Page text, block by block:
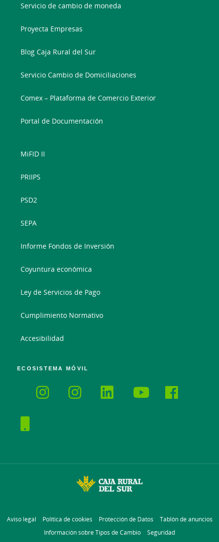
Servicio de cambio de moneda
Proyecta Empresas
Blog Caja Rural del Sur
Servicio Cambio de Domiciliaciones
Comex – Plataforma de Comercio Exterior
Portal de Documentación
MiFID II
PRIIPS
PSD2
SEPA
Informe Fondos de Inversión
Coyuntura económica
Ley de Servicios de Pago
Cumplimiento Normativo
Accesibilidad
ECOSISTEMA MÓVIL
Aviso legal Política de cookies Protección de Datos
Tablón de anuncios
Información sobre Tipos de Cambio
Seguridad